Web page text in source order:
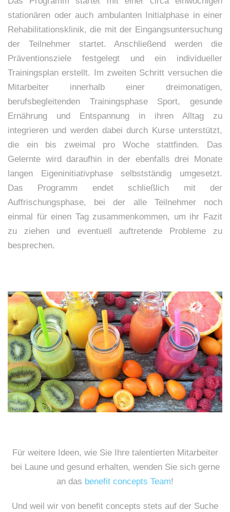
stationären oder auch ambulanten Initialphase in einer
Rehabilitationsklinik, die mit der Eingangsuntersuchung
der Teilnehmer startet. Anschließend werden die
Präventionsziele festgelegt und ein individueller
Trainingsplan erstellt. Im zweiten Schritt versuchen die
Mitarbeiter innerhalb einer dreimonatigen,
berufsbegleitenden Trainingsphase Sport, gesunde
Ernährung und Entspannung in ihren Alltag zu
integrieren und werden dabei durch Kurse unterstützt,
die ein bis zweimal pro Woche stattfinden. Das
Gelernte wird daraufhin in der ebenfalls drei Monate
langen Eigeninitiativphase selbstständig umgesetzt.
Das Programm endet schließlich mit der
Auffrischungsphase, bei der alle Teilnehmer noch
einmal für einen Tag zusammenkommen, um ihr Fazit
zu ziehen und eventuell auftretende Probleme zu
besprechen.
Für weitere Ideen, wie Sie Ihre talentierten Mitarbeiter
bei Laune und gesund erhalten, wenden Sie sich gerne
an das benefit concepts Team!
Und weil wir von benefit concepts stets auf der Suche